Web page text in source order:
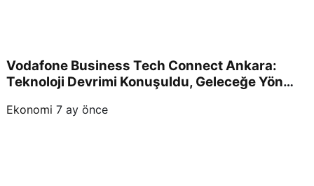
Vodafone Business Tech Connect Ankara:
Teknoloji Devrimi Konuşuldu, Geleceğe Yön
Ekonomi 7 ay önce